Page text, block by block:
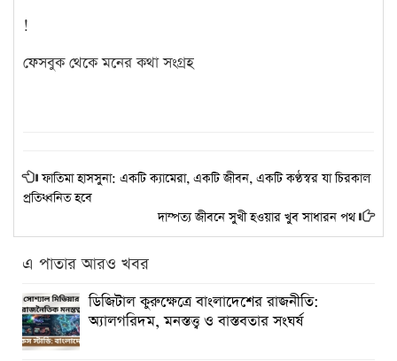
!
ফেসবুক থেকে মনের কথা সংগ্রহ
ফাতিমা হাসসুনা: একটি ক্যামেরা, একটি জীবন, একটি কণ্ঠস্বর যা চিরকাল
প্রতিধ্বনিত হবে
দাম্পত্য জীবনে সুখী হওয়ার খুব সাধারন পথ
এ পাতার আরও খবর
ডিজিটাল কুরুক্ষেত্রে বাংলাদেশের রাজনীতি:
অ্যালগরিদম, মনস্তত্ত্ব ও বাস্তবতার সংঘর্ষ